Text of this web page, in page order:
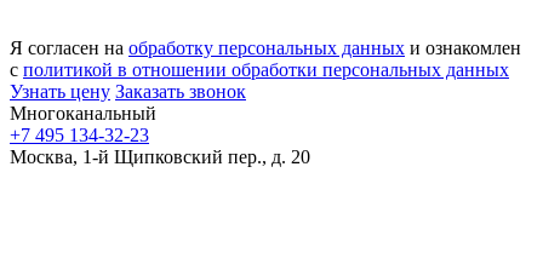
Я согласен на обработку персональных данных и ознакомлен
с политикой в отношении обработки персональных данных
Узнать цену Заказать звонок
Многоканальный
+7 495 134-32-23
Москва, 1-й Щипковский пер., д. 20